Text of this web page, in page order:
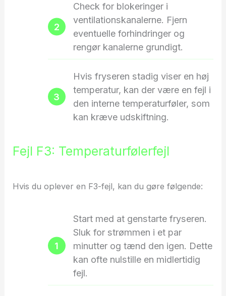
Check for blokeringer i
ventilationskanalerne. Fjern
eventuelle forhindringer og
rengør kanalerne grundigt.
Hvis fryseren stadig viser en høj
temperatur, kan der være en fejl i
den interne temperaturføler, som
kan kræve udskiftning.
Fejl F3: Temperaturfølerfejl
Hvis du oplever en F3-fejl, kan du gøre følgende:
Start med at genstarte fryseren.
Sluk for strømmen i et par
minutter og tænd den igen. Dette
kan ofte nulstille en midlertidig
fejl.